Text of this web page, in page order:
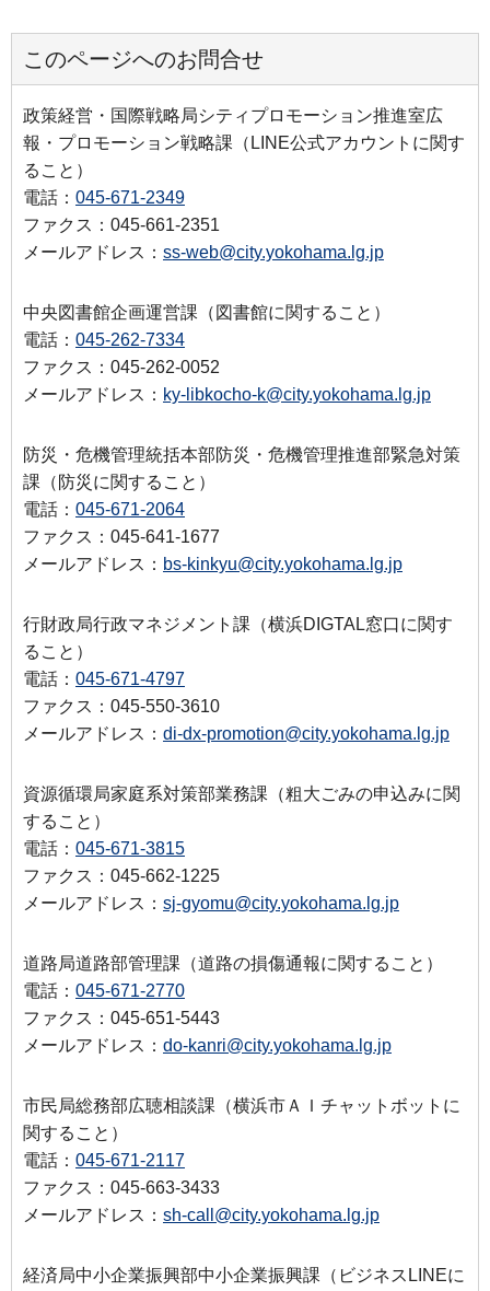
このページへのお問合せ
政策経営・国際戦略局シティプロモーション推進室広
報・プロモーション戦略課（LINE公式アカウントに関す
ること）
電話： 045-671-2349
ファクス：045-661-2351
メールアドレス： ss-web@city.yokohama.lg.jp
中央図書館企画運営課（図書館に関すること）
電話： 045-262-7334
ファクス：045-262-0052
メールアドレス： ky-libkocho-k@city.yokohama.lg.jp
防災・危機管理統括本部防災・危機管理推進部緊急対策
課（防災に関すること）
電話： 045-671-2064
ファクス：045-641-1677
メールアドレス： bs-kinkyu@city.yokohama.lg.jp
行財政局行政マネジメント課（横浜DIGTAL窓口に関す
ること）
電話： 045-671-4797
ファクス：045-550-3610
メールアドレス： di-dx-promotion@city.yokohama.lg.jp
資源循環局家庭系対策部業務課（粗大ごみの申込みに関
すること）
電話： 045-671-3815
ファクス：045-662-1225
メールアドレス： sj-gyomu@city.yokohama.lg.jp
道路局道路部管理課（道路の損傷通報に関すること）
電話： 045-671-2770
ファクス：045-651-5443
メールアドレス： do-kanri@city.yokohama.lg.jp
市民局総務部広聴相談課（横浜市ＡＩチャットボットに
関すること）
電話： 045-671-2117
ファクス：045-663-3433
メールアドレス： sh-call@city.yokohama.lg.jp
経済局中小企業振興部中小企業振興課（ビジネスLINEに